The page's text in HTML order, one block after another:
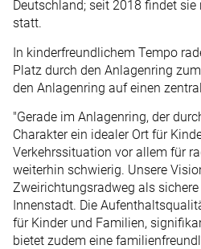
Deutschland; seit 2018 findet
statt.
In kinderfreundlichem Tempo
Platz durch den Anlagenring
den Anlagenring auf einen
"Gerade im Anlagenring, der
Charakter ein idealer Ort für
Verkehrssituation vor allem für
weiterhin schwierig. Unsere
Zweirichtungsradweg als
Innenstadt. Die
für Kinder und Familien,
bietet zudem eine